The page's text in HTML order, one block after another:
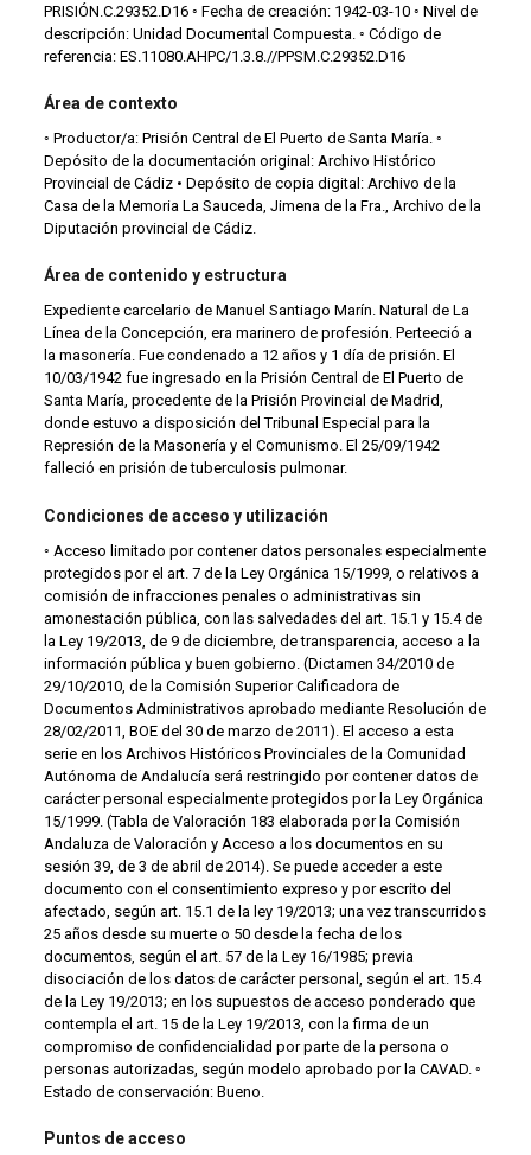
PRISIÓN.C.29352.D16 ◦ Fecha de creación: 1942-03-10 ◦ Nivel de
descripción: Unidad Documental Compuesta. ◦ Código de
referencia: ES.11080.AHPC/1.3.8.//PPSM.C.29352.D16
Área de contexto
◦ Productor/a: Prisión Central de El Puerto de Santa María. ◦
Depósito de la documentación original: Archivo Histórico
Provincial de Cádiz • Depósito de copia digital: Archivo de la
Casa de la Memoria La Sauceda, Jimena de la Fra., Archivo de la
Diputación provincial de Cádiz.
Área de contenido y estructura
Expediente carcelario de Manuel Santiago Marín. Natural de La
Línea de la Concepción, era marinero de profesión. Perteeció a
la masonería. Fue condenado a 12 años y 1 día de prisión. El
10/03/1942 fue ingresado en la Prisión Central de El Puerto de
Santa María, procedente de la Prisión Provincial de Madrid,
donde estuvo a disposición del Tribunal Especial para la
Represión de la Masonería y el Comunismo. El 25/09/1942
falleció en prisión de tuberculosis pulmonar.
Condiciones de acceso y utilización
◦ Acceso limitado por contener datos personales especialmente
protegidos por el art. 7 de la Ley Orgánica 15/1999, o relativos a
comisión de infracciones penales o administrativas sin
amonestación pública, con las salvedades del art. 15.1 y 15.4 de
la Ley 19/2013, de 9 de diciembre, de transparencia, acceso a la
información pública y buen gobierno. (Dictamen 34/2010 de
29/10/2010, de la Comisión Superior Calificadora de
Documentos Administrativos aprobado mediante Resolución de
28/02/2011, BOE del 30 de marzo de 2011). El acceso a esta
serie en los Archivos Históricos Provinciales de la Comunidad
Autónoma de Andalucía será restringido por contener datos de
carácter personal especialmente protegidos por la Ley Orgánica
15/1999. (Tabla de Valoración 183 elaborada por la Comisión
Andaluza de Valoración y Acceso a los documentos en su
sesión 39, de 3 de abril de 2014). Se puede acceder a este
documento con el consentimiento expreso y por escrito del
afectado, según art. 15.1 de la ley 19/2013; una vez transcurridos
25 años desde su muerte o 50 desde la fecha de los
documentos, según el art. 57 de la Ley 16/1985; previa
disociación de los datos de carácter personal, según el art. 15.4
de la Ley 19/2013; en los supuestos de acceso ponderado que
contempla el art. 15 de la Ley 19/2013, con la firma de un
compromiso de confidencialidad por parte de la persona o
personas autorizadas, según modelo aprobado por la CAVAD. ◦
Estado de conservación: Bueno.
Puntos de acceso